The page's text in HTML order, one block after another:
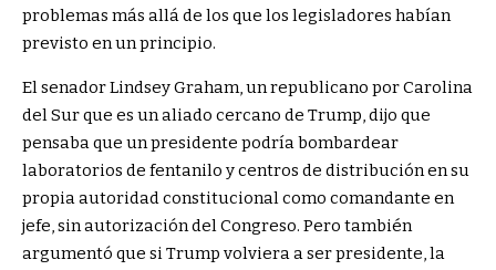
problemas más allá de los que los legisladores habían
previsto en un principio.
El senador Lindsey Graham, un republicano por Carolina
del Sur que es un aliado cercano de Trump, dijo que
pensaba que un presidente podría bombardear
laboratorios de fentanilo y centros de distribución en su
propia autoridad constitucional como comandante en
jefe, sin autorización del Congreso. Pero también
argumentó que si Trump volviera a ser presidente, la